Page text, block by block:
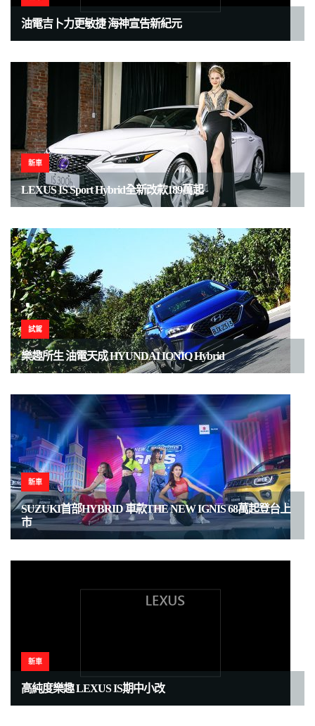
油電吉卜力更敏捷 海神宣告新紀元
新車
LEXUS IS Sport Hybrid全新改款189萬起
試駕
樂趣所生 油電天成 HYUNDAI IONIQ Hybrid
新車
SUZUKI首部HYBRID 車款THE NEW IGNIS 68萬起登台上
市
新車
高純度樂趣 LEXUS IS期中小改